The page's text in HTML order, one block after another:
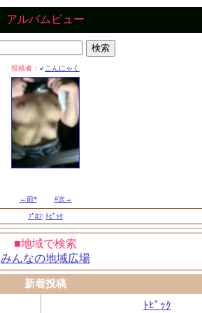
アルバムビュー
投稿者： ♂ こんにゃく
←前* #次→
ﾌﾟﾛﾌ| ﾄﾋﾟｯｸ
■地域で検索
みんなの地域広場
新着投稿
ﾄﾋﾟｯｸ